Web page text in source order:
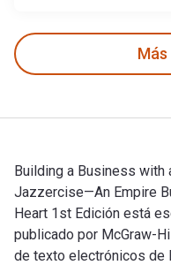
Building a Business
Jazzercise—An Empire
Heart 1st Edición está
publicado por McGraw-
de texto electrónicos de